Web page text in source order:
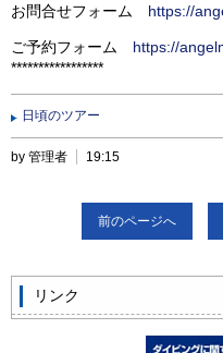
お問合せフォーム https://
ご予約フォーム https://
*****************
日頃のツアー
by 管理者 19:15
前のページへ
リンク